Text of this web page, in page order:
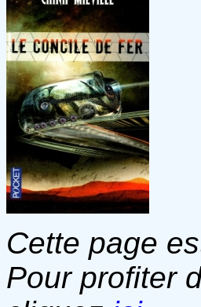
Cette page
Pour profiter